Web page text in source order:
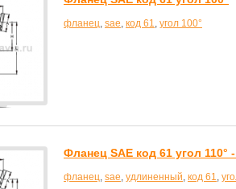
фланец, sae, код 61, угол 100°
Фланец SAE код 61 угол 110°
фланец, sae, удлиненный, код 61,